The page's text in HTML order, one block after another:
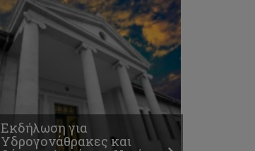
Εκδήλωση για
Υδρογονάθρακες και